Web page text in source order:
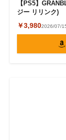
【PS5】
ジー リリンク)
￥3,9802026/07/